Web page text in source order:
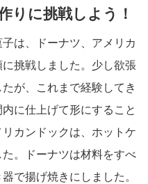
りに挑戦しよう！
は、ドーナツ、アメリカ
挑戦しました。少し欲張
が、これまで経験してき
に仕上げて形にすること
カンドックは、ホットケ
。ドーナツは材料をすべ
で揚げ焼きにしました。